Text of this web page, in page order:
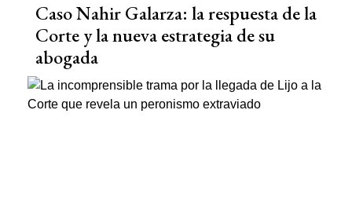
Caso Nahir Galarza: la respuesta de la
Corte y la nueva estrategia de su
abogada